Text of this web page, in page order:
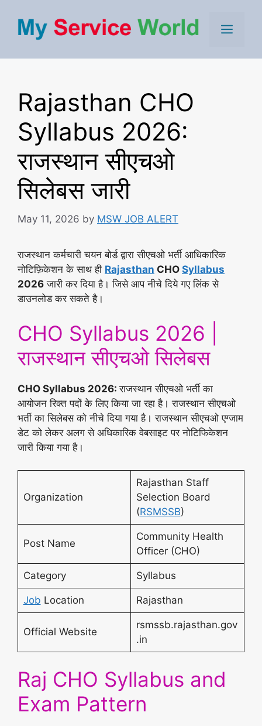
content
Menu
Rajasthan CHO
Syllabus 2026:
राजस्थान सीएचओ
सिलेबस जारी
May 11, 2026 by MSW JOB ALERT
राजस्थान कर्मचारी चयन बोर्ड द्वारा सीएचओ भर्ती आधिकारिक
नोटिफ़िकेशन के साथ ही Rajasthan CHO Syllabus
2026 जारी कर दिया है। जिसे आप नीचे दिये गए लिंक से
डाउनलोड कर सकते है।
CHO Syllabus 2026 |
राजस्थान सीएचओ सिलेबस
CHO Syllabus 2026:राजस्थान सीएचओ भर्ती का
आयोजन रिक्त पदों के लिए किया जा रहा है। राजस्थान सीएचओ
भर्ती का सिलेबस को नीचे दिया गया है। राजस्थान सीएचओ एग्जाम
डेट को लेकर अलग से अधिकारिक वेबसाइट पर नोटिफिकेशन
जारी किया गया है।
Organization
Rajasthan Staff
Selection Board
(RSMSSB)
Post Name
Community Health
Officer (CHO)
Category Syllabus
Job Location Rajasthan
Official Website
rsmssb.rajasthan.gov
.in
Raj CHO Syllabus and
Exam Pattern